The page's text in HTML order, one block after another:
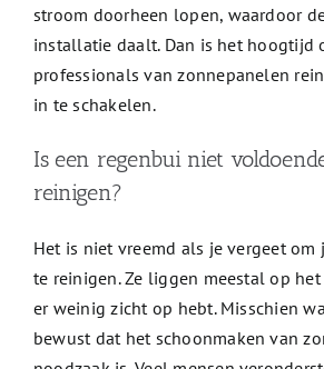
stroom doorheen lopen, waardoor
installatie daalt. Dan is het hoogtijd
professionals van zonnepanelen
in te schakelen.
Is een regenbui niet
reinigen?
Het is niet vreemd als je vergeet om
te reinigen. Ze liggen meestal op
er weinig zicht op hebt. Misschien
bewust dat het schoonmaken van